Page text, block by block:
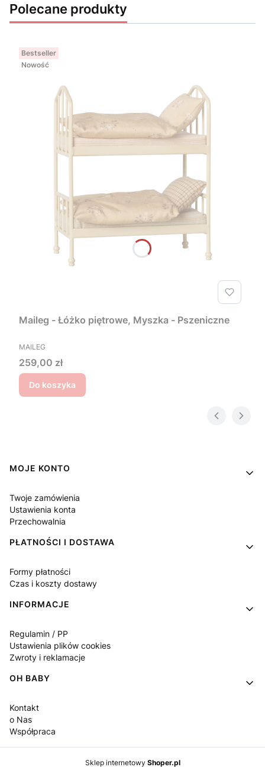
Polecane produkty
Bestseller
Nowość
Maileg - Łóżko piętrowe, Myszka - Pszeniczne
PRODUCENT
MAILEG
Cena
259,00 zł
Do koszyka
Linki w stopce
MOJE KONTO
Twoje zamówienia
Ustawienia konta
Przechowalnia
PŁATNOŚCI I DOSTAWA
Formy płatności
Czas i koszty dostawy
INFORMACJE
Regulamin / PP
Ustawienia plików cookies
Zwroty i reklamacje
OH BABY
Kontakt
o Nas
Współpraca
Sklep internetowy Shoper.pl